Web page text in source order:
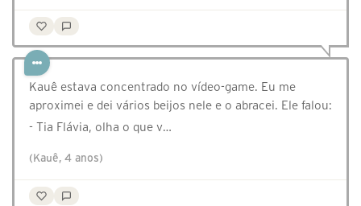
Kauê estava concentrado no vídeo-game. Eu me
aproximei e dei vários beijos nele e o abracei. Ele falou:
- Tia Flávia, olha o que v…
(Kauê, 4 anos)